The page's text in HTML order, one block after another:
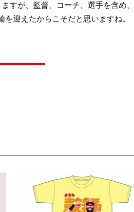
すが、監督、コーチ、選手を含め
迎えたからこそだと思いますね。